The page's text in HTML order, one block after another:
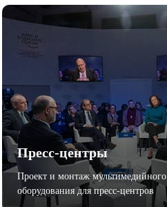
Пресc-центры
Проект и монтаж мультимедийного
оборудования для пресс-центров